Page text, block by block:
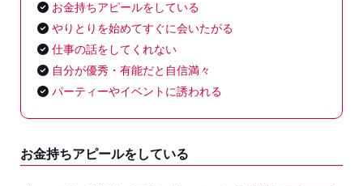
お金持ちアピールをしている
やりとりを始めてすぐに会いたがる
仕事の話をしてくれない
自分が優秀・有能だと自信満々
パーティーやイベントに誘われる
お金持ちアピールをしている